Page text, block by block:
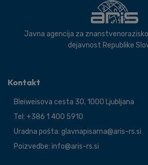
Javna agencija za
dejavnost Republike
Kontakt
Bleiweisova cesta 30, 1000 Ljubljana
Tel: +386 1 400 5910
Uradna pošta: glavnapisarna@aris-rs.si
Poizvedbe: info@aris-rs.si